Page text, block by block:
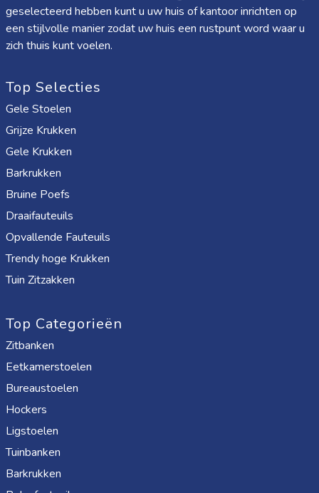
geselecteerd hebben kunt u uw huis of kantoor inrichten op
een stijlvolle manier zodat uw huis een rustpunt word waar u
zich thuis kunt voelen.
Top Selecties
Gele Stoelen
Grijze Krukken
Gele Krukken
Barkrukken
Bruine Poefs
Draaifauteuils
Opvallende Fauteuils
Trendy hoge Krukken
Tuin Zitzakken
Top Categorieën
Zitbanken
Eetkamerstoelen
Bureaustoelen
Hockers
Ligstoelen
Tuinbanken
Barkrukken